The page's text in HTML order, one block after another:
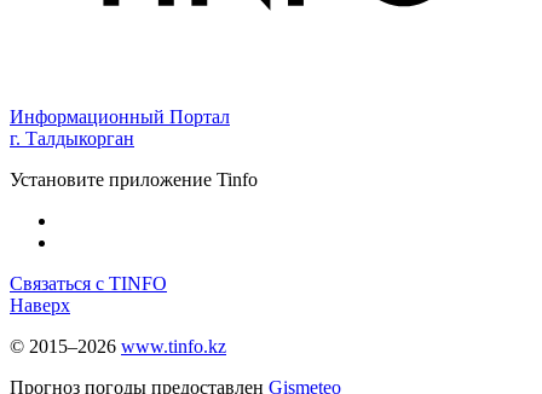
Информационный Портал
г. Талдыкорган
Установите приложение Tinfo
Связаться с TINFO
Наверх
© 2015–2026 www.tinfo.kz
Прогноз погоды предоставлен Gismeteo